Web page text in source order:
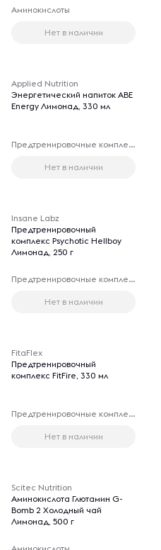
Аминокислоты
Нет в наличии
Applied Nutrition
Энергетический напиток ABE
Energy Лимонад, 330 мл
Предтренировочные комплексы
Нет в наличии
Insane Labz
Предтренировочный
комплекс Psychotic Hellboy
Лимонад, 250 г
Предтренировочные комплексы
Нет в наличии
FitaFlex
Предтренировочный
комплекс FitFire, 330 мл
Предтренировочные комплексы
Нет в наличии
Scitec Nutrition
Аминокислота Глютамин G-
Bomb 2 Холодный чай
Лимонад, 500 г